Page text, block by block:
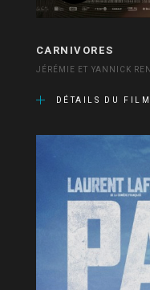
CARNIVORES
JÉRÉMIE ET YANNICK
DÉTAILS DU FILM